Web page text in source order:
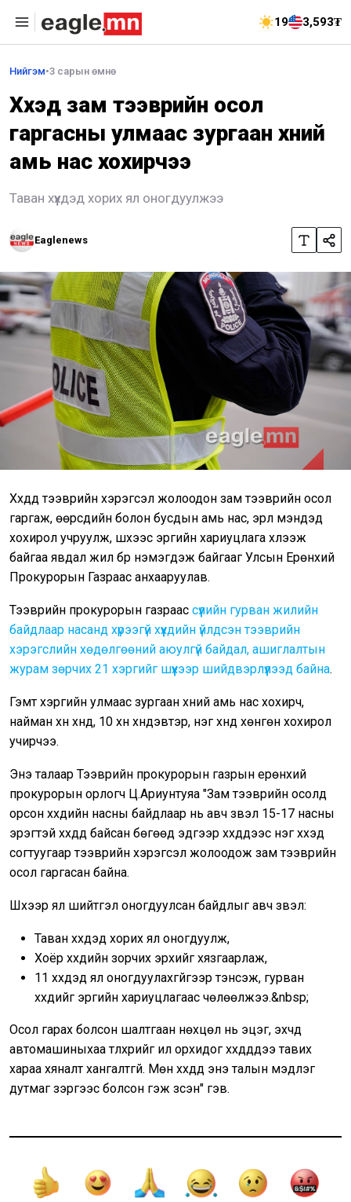
19 3,593₮
Нийгэм•3 сарын өмнө
Хүүхэд зам тээврийн осол
гаргасны улмаас зургаан хүний
амь нас хохирчээ
Таван хүүхдэд хорих ял оногдуулжээ
Eaglenews
Хүүхдүүд тээврийн хэрэгсэл жолоодон зам тээврийн осол
гаргаж, өөрсдийн болон бусдын амь нас, эрүүл мэндэд
хохирол учруулж, шүүхээс эрүүгийн хариуцлага хүлээж
байгаа явдал жил бүр нэмэгдэж байгааг Улсын Ерөнхий
Прокурорын Газраас анхааруулав.
Тээврийн прокурорын газраас сүүлийн гурван жилийн
байдлаар насанд хүрээгүй хүүхдийн үйлдсэн тээврийн
хэрэгслийн хөдөлгөөний аюулгүй байдал, ашиглалтын
журам зөрчих 21 хэргийг шүүхээр шийдвэрлүүлээд байна.
Гэмт хэргийн улмаас зургаан хүний амь нас хохирч,
найман хүн хүнд, 10 хүн хүндэвтэр, нэг хүнд хөнгөн хохирол
учирчээ.
Энэ талаар Тээврийн прокурорын газрын ерөнхий
прокурорын орлогч Ц.Ариунтуяа "Зам тээврийн осолд
орсон хүүхдийн насны байдлаар нь авч үзвэл 15-17 насны
эрэгтэй хүүхдүүд байсан бөгөөд эдгээр хүүхдүүдээс нэг хүүхэд
согтуугаар тээврийн хэрэгсэл жолоодож зам тээврийн
осол гаргасан байна.
Шүүхээр ял шийтгэл оногдуулсан байдлыг авч үзвэл:
Таван хүүхдэд хорих ял оногдуулж,
Хоёр хүүхдийн зорчих эрхийг хязгаарлаж,
11 хүүхдэд ял оногдуулахгүйгээр тэнсэж, гурван
хүүхдийг эрүүгийн хариуцлагаас чөлөөлжээ.&nbsp;
Осол гарах болсон шалтгаан нөхцөл нь эцэг, эхчүүд
автомашиныхаа түлхүүрийг ил орхидог хүүхдүүддээ тавих
хараа хяналт хангалтгүй. Мөн хүүхдүүд энэ талын мэдлэг
дутмаг зэргээс болсон гэж үзсэн" гэв.